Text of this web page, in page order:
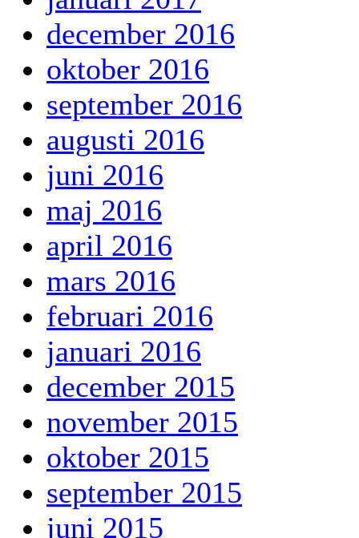
december 2016
oktober 2016
september 2016
augusti 2016
juni 2016
maj 2016
april 2016
mars 2016
februari 2016
januari 2016
december 2015
november 2015
oktober 2015
september 2015
juni 2015